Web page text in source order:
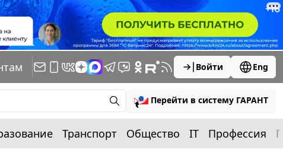
Войти Eng
Перейти в систему ГАРАНТ
Транспорт Общество IT Профессия